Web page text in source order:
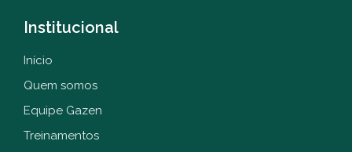
Institucional
Início
Quem somos
Equipe Gazen
Treinamentos